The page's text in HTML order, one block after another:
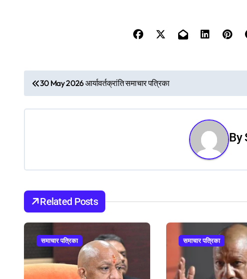
P
o
i
a
30 May 2026 आर्यावर्तक्रांति समाचार पत्रिका
By
Related Posts
समाचार पत्रिका समाचार पत्रिका